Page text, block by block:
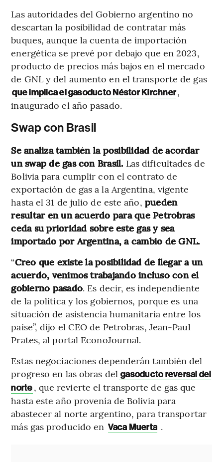
Las autoridades del Gobierno argentino no
descartan la posibilidad de contratar más
buques, aunque la cuenta de importación
energética se prevé por debajo que en 2023,
producto de precios más bajos en el mercado
de GNL y del aumento en el transporte de gas
que implica el gasoducto Néstor Kirchner,
inaugurado el año pasado.
Swap con Brasil
Se analiza también la posibilidad de acordar
un swap de gas con Brasil. Las dificultades de
Bolivia para cumplir con el contrato de
exportación de gas a la Argentina, vigente
hasta el 31 de julio de este año, pueden
resultar en un acuerdo para que Petrobras
ceda su prioridad sobre este gas y sea
importado por Argentina, a cambio de GNL.
“Creo que existe la posibilidad de llegar a un
acuerdo, venimos trabajando incluso con el
gobierno pasado. Es decir, es independiente
de la política y los gobiernos, porque es una
situación de asistencia humanitaria entre los
paíse”, dijo el CEO de Petrobras, Jean-Paul
Prates, al portal EconoJournal.
Estas negociaciones dependerán también del
progreso en las obras del gasoducto reversal del
norte, que revierte el transporte de gas que
hasta este año provenía de Bolivia para
abastecer al norte argentino, para transportar
más gas producido en Vaca Muerta .